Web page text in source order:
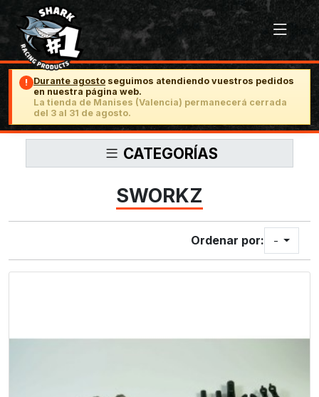
! Durante agosto seguimos atendiendo vuestros pedidos
en nuestra página web.
La tienda de Manises (Valencia) permanecerá cerrada
del 3 al 31 de agosto.
CATEGORÍAS
SWORKZ
Ordenar por: -